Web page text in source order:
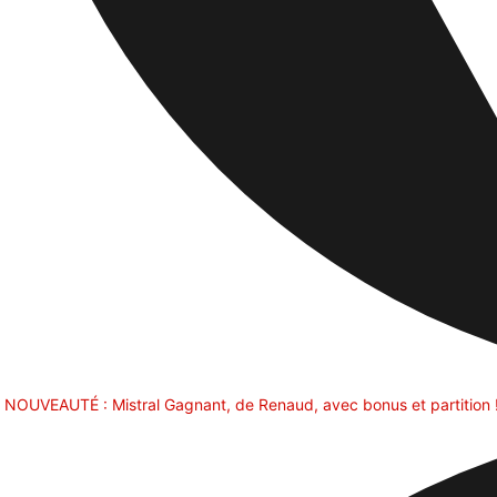
NOUVEAUTÉ : Mistral Gagnant, de Renaud, avec bonus et partition